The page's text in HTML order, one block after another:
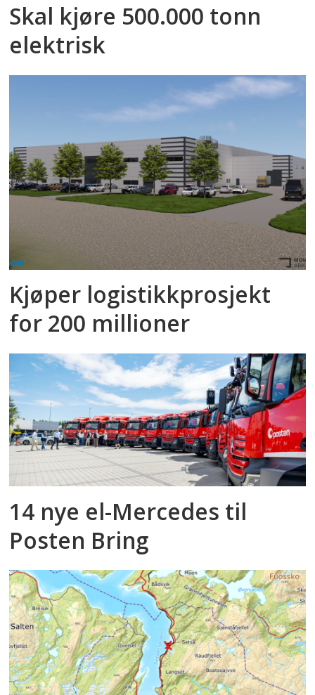
Skal kjøre 500.000 tonn
elektrisk
Kjøper logistikkprosjekt
for 200 millioner
14 nye el-Mercedes til
Posten Bring